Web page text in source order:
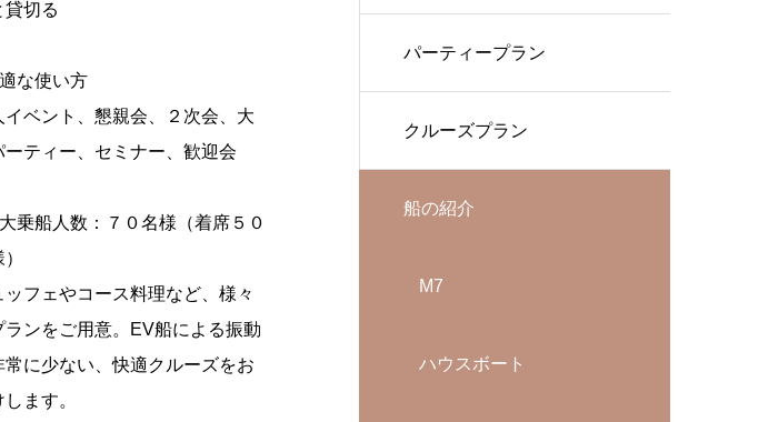
貸切る
な使い方
イベント、懇親会、２次会、大
ーティー、セミナー、歓迎会
乗船人数：７０名様（着席５０
ッフェやコース料理など、様々
ランをご用意。EV船による振動
常に少ない、快適クルーズをお
します。
パーティープラン
クルーズプラン
船の紹介
M7
ハウスボート